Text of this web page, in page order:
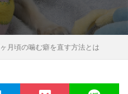
月頃の噛む癖を直す方法とは